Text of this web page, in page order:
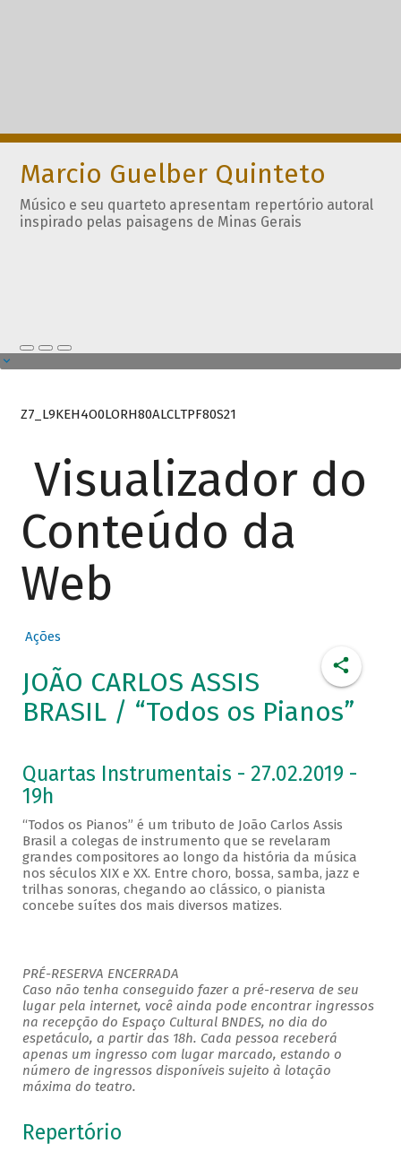
Marcio Guelber Quinteto
Músico e seu quarteto apresentam repertório autoral
inspirado pelas paisagens de Minas Gerais
Z7_L9KEH4O0LORH80ALCLTPF80S21
Visualizador do
Conteúdo da
Web
Ações
JOÃO CARLOS ASSIS
BRASIL / “Todos os Pianos”
Quartas Instrumentais - 27.02.2019 -
19h
“Todos os Pianos” é um tributo de João Carlos Assis
Brasil a colegas de instrumento que se revelaram
grandes compositores ao longo da história da música
nos séculos XIX e XX. Entre choro, bossa, samba, jazz e
trilhas sonoras, chegando ao clássico, o pianista
concebe suítes dos mais diversos matizes.
PRÉ-RESERVA ENCERRADA
Caso não tenha conseguido fazer a pré-reserva de seu
lugar pela internet, você ainda pode encontrar ingressos
na recepção do Espaço Cultural BNDES, no dia do
espetáculo, a partir das 18h. Cada pessoa receberá
apenas um ingresso com lugar marcado, estando o
número de ingressos disponíveis sujeito à lotação
máxima do teatro.
Repertório